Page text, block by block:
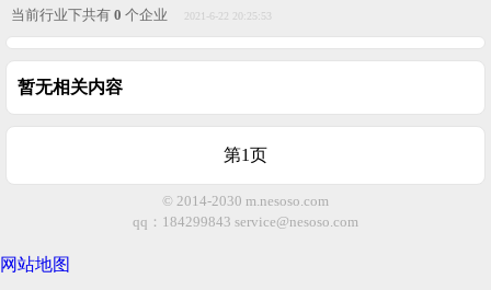
当前行业下共有 0 个企业 2021-6-22 20:25:53
暂无相关内容
第1页
© 2014-2030 m.nesoso.com
qq：184299843 service@nesoso.com
网站地图